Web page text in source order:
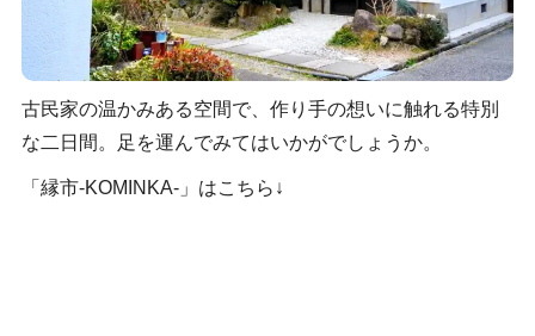
古民家の温かみある空間で、作り手の想いに触れる特別
な二日間。足を運んでみてはいかがでしょうか。
「縁市‐KOMINKA‐」はこちら↓